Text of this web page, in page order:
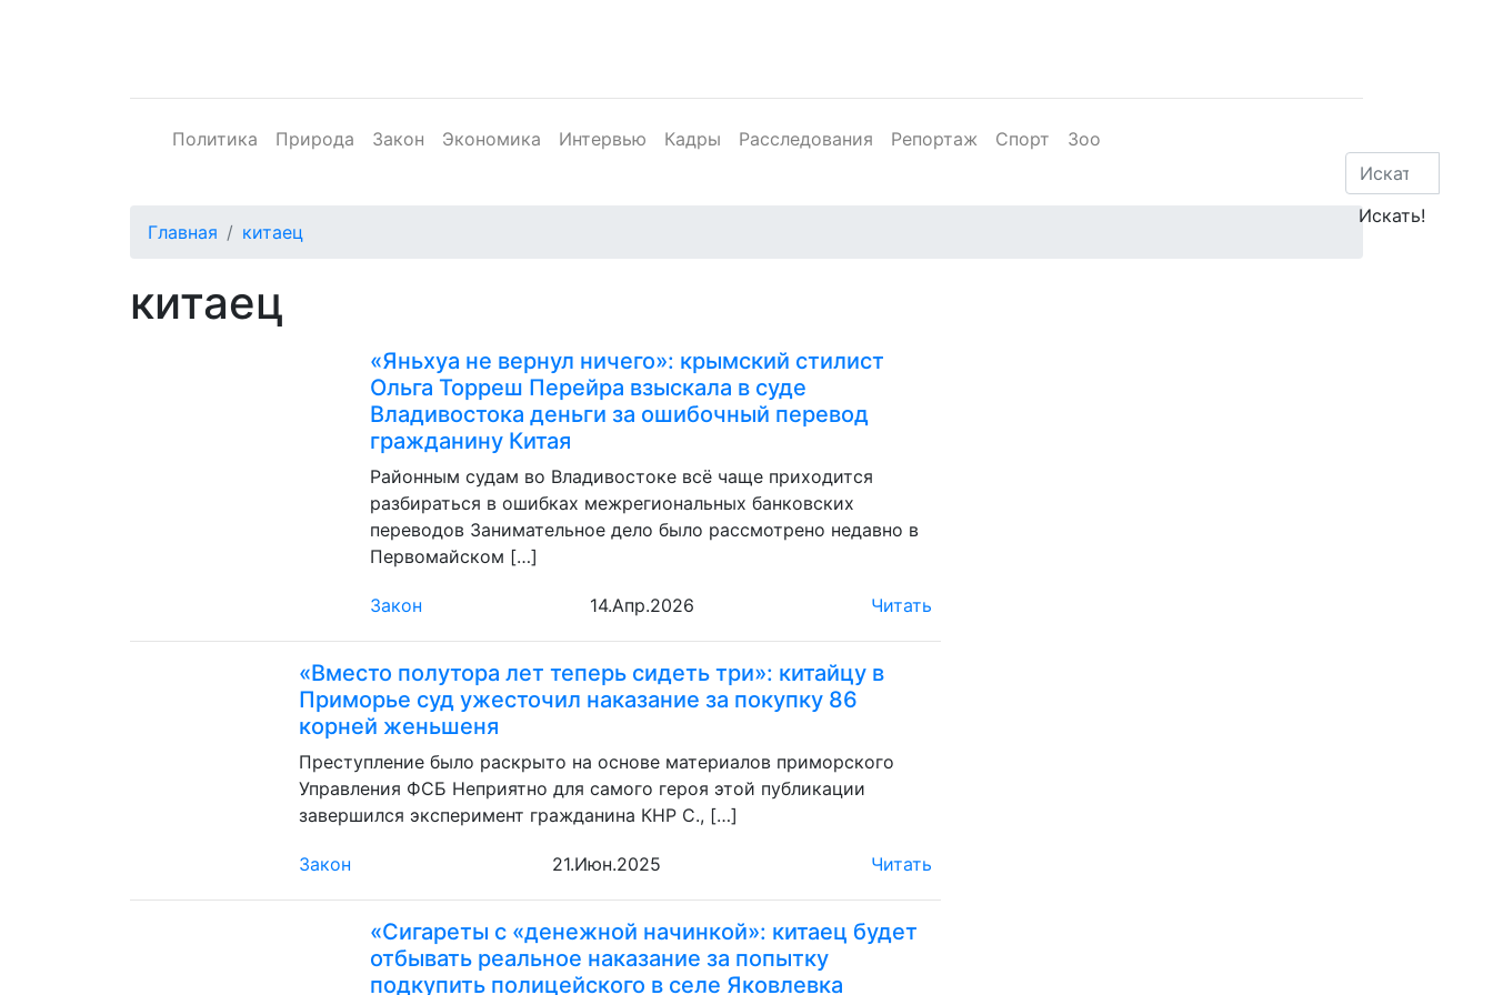
Политика Природа Закон Экономика Интервью Кадры Расследования Репортаж Спорт Зоо
Главная китаец
китаец
«Яньхуа не вернул ничего»: крымский стилист
Ольга Торреш Перейра взыскала в суде
Владивостока деньги за ошибочный перевод
гражданину Китая
Районным судам во Владивостоке всё чаще приходится
разбираться в ошибках межрегиональных банковских
переводов Занимательное дело было рассмотрено недавно в
Первомайском […]
Закон 14.Апр.2026 Читать
«Вместо полутора лет теперь сидеть три»: китайцу в
Приморье суд ужесточил наказание за покупку 86
корней женьшеня
Преступление было раскрыто на основе материалов приморского
Управления ФСБ Неприятно для самого героя этой публикации
завершился эксперимент гражданина КНР С., […]
Закон 21.Июн.2025 Читать
«Сигареты с «денежной начинкой»: китаец будет
отбывать реальное наказание за попытку
подкупить полицейского в селе Яковлевка